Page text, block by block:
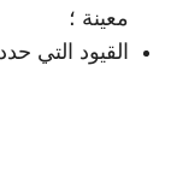
معينة ؛
القيود التي